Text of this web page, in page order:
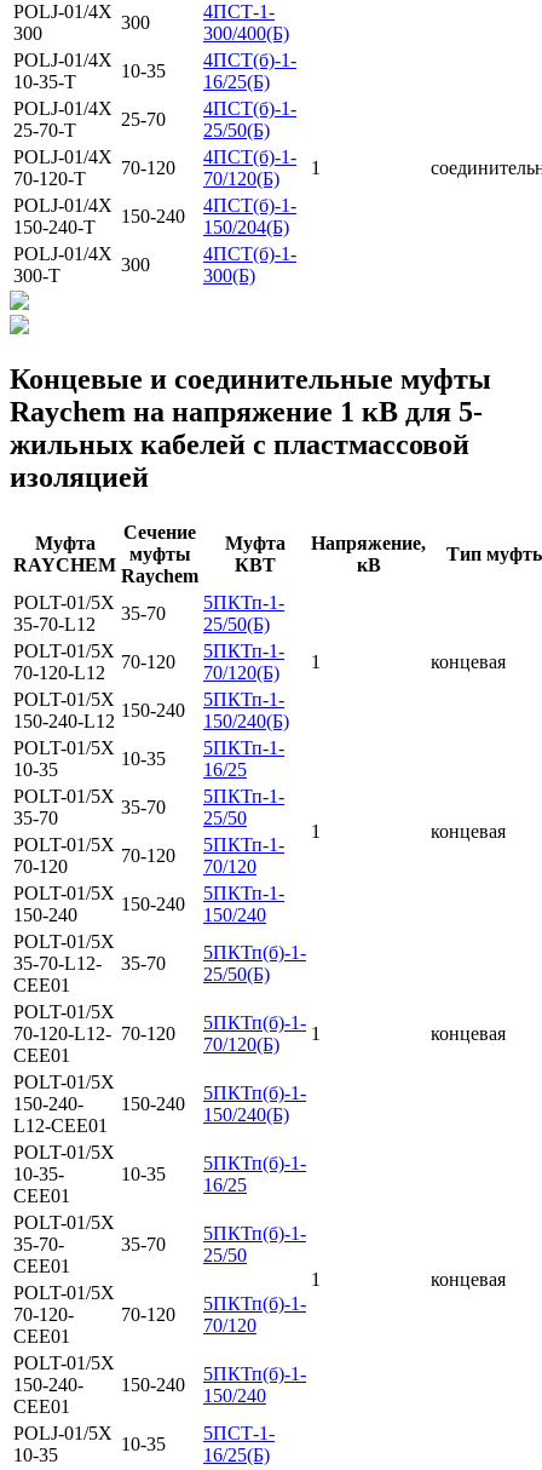
POLJ-01/4X
300
300
4ПСТ-1-
300/400(Б)
POLJ-01/4X
10-35-T
10-35
4ПСТ(б)-1-
16/25(Б)
1
POLJ-01/4X
25-70-T
25-70
4ПСТ(б)-1-
25/50(Б)
POLJ-01/4X
70-120-T
70-120
4ПСТ(б)-1-
70/120(Б)
POLJ-01/4X
150-240-T
150-240
4ПСТ(б)-1-
150/204(Б)
POLJ-01/4X
300-T
300
4ПСТ(б)-1-
300(Б)
Концевые и соединительные муфты
Raychem на напряжение 1 кВ для 5-
жильных кабелей с пластмассовой
изоляцией
Муфта
RAYCHEM
Сечение
муфты
Raychem
Муфта
КВТ
Напряжение,
кВ
Тип
POLT-01/5X
35-70-L12
35-70
5ПКТп-1-
25/50(Б)
1
концевая
POLT-01/5X
70-120-L12
70-120
5ПКТп-1-
70/120(Б)
POLT-01/5X
150-240-L12
150-240
5ПКТп-1-
150/240(Б)
POLT-01/5X
10-35
10-35
5ПКТп-1-
16/25
1 концевая
POLT-01/5X
35-70
35-70
5ПКТп-1-
25/50
POLT-01/5X
70-120
70-120
5ПКТп-1-
70/120
POLT-01/5X
150-240
150-240
5ПКТп-1-
150/240
POLT-01/5X
35-70-L12-
CEE01
35-70
5ПКТп(б)-1-
25/50(Б)
1 концевая
POLT-01/5X
70-120-L12-
CEE01
70-120
5ПКТп(б)-1-
70/120(Б)
POLT-01/5X
150-240-
L12-CEE01
150-240
5ПКТп(б)-1-
150/240(Б)
POLT-01/5X
10-35-
CEE01
10-35
5ПКТп(б)-1-
16/25
1 концевая
POLT-01/5X
35-70-
CEE01
35-70
5ПКТп(б)-1-
25/50
POLT-01/5X
70-120-
CEE01
70-120
5ПКТп(б)-1-
70/120
POLT-01/5X
150-240-
CEE01
150-240
5ПКТп(б)-1-
150/240
POLJ-01/5X
10-35
10-35
5ПСТ-1-
16/25(Б)